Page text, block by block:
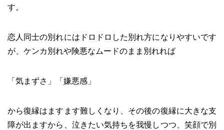
す。
恋人同士の別れにはドロドロした別れ方になりやすいです
が、ケンカ別れや険悪なムードのまま別れれば
「気まずさ」「嫌悪感」
から復縁はますます難しくなり、その後の復縁に大きな支
障が出ますから、泣きたい気持ちを我慢しつつ、笑顔で別